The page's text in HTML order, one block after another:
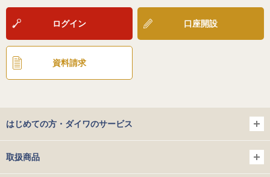
ログイン 口座開設
資料請求
はじめての方・ダイワのサービス
取扱商品